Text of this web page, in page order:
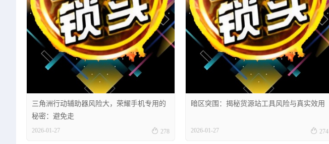
三角洲行动辅助器风险大，荣耀手机专用的
秘密：避免走
2026-01-27  278
暗区突围：揭秘货源站工具风险与真实效用
2026-01-27  274